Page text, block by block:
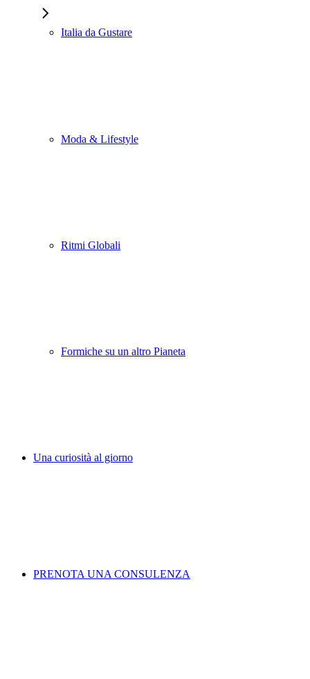
Italia da Gustare
Moda & Lifestyle
Ritmi Globali
Formiche su un altro Pianeta
Una curiosità al giorno
PRENOTA UNA CONSULENZA